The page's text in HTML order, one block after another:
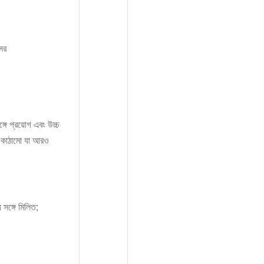
প্রয়োগ এবং উচ্চ
যা আরও
মিলিত;